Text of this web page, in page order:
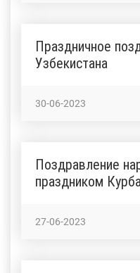
Праздничное
Узбекистана
30-06-2023
Поздравление
праздником
27-06-2023